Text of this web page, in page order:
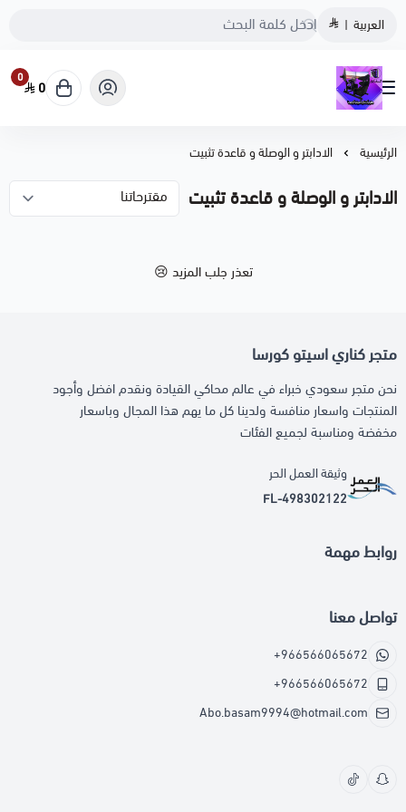
العربية |
متجر كناري اسيتو كورسا
0
0
الرئيسية الادابتر و الوصلة و قاعدة تثبيت
الادابتر و الوصلة و قاعدة تثبيت
تعذر جلب المزيد 😢
متجر كناري اسيتو كورسا
نحن متجر سعودي خبراء في عالم محاكي القيادة ونقدم افضل وأجود
المنتجات واسعار منافسة ولدينا كل ما يهم هذا المجال وباسعار
مخفضة ومناسبة لجميع الفئات
وثيقة العمل الحر
FL-498302122
روابط مهمة
تواصل معنا
+966566065672
+966566065672
Abo.basam9994@hotmail.com